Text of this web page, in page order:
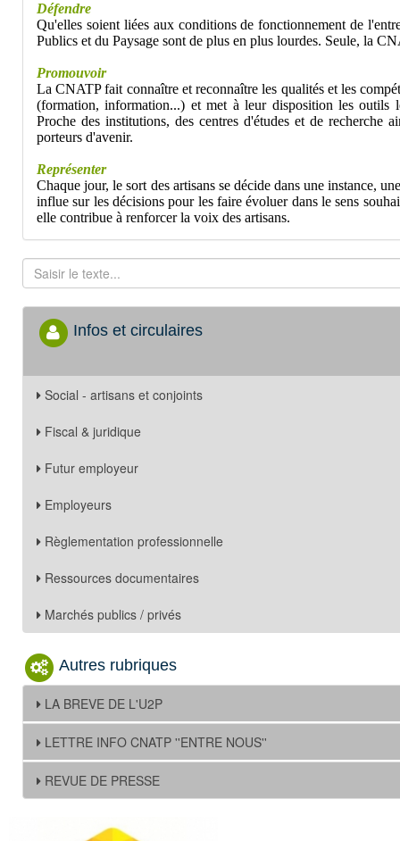
Défendre
Qu'elles soient liées aux conditions de fonctionnement de
Publics et du Paysage sont de plus en plus lourdes. Seule, la
Promouvoir
La CNATP fait connaître et reconnaître les qualités et les
(formation, information...) et met à leur disposition les outils
Proche des institutions, des centres d'études et de
porteurs d'avenir.
Représenter
Chaque jour, le sort des artisans se décide dans une instance,
influe sur les décisions pour les faire évoluer dans le sens
elle contribue à renforcer la voix des artisans.
Infos et circulaires
Social - artisans et conjoints
Fiscal & juridique
Futur employeur
Employeurs
Règlementation professionnelle
Ressources documentaires
Marchés publics / privés
Autres rubriques
LA BREVE DE L'U2P
LETTRE INFO CNATP ''ENTRE NOUS''
REVUE DE PRESSE